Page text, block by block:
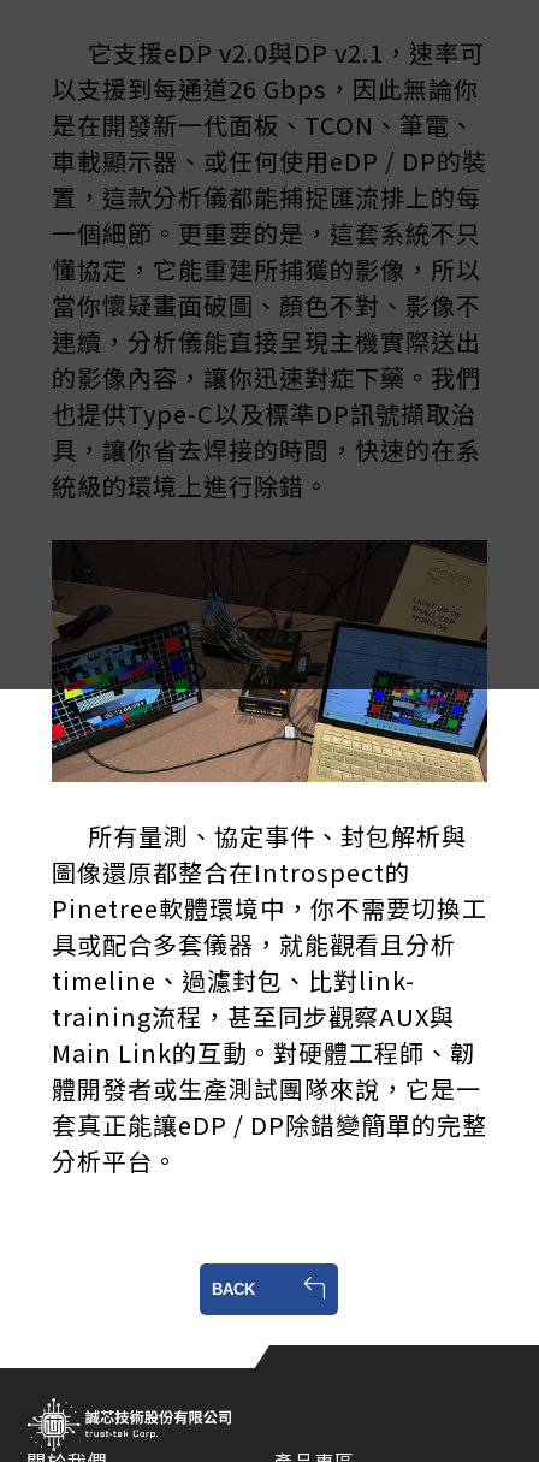
它支援eDP v2.0與DP v2.1，速率可
以支援到每通道26 Gbps，因此無論你
是在開發新一代面板、TCON、筆電、
車載顯示器、或任何使用eDP / DP的裝
置，這款分析儀都能捕捉匯流排上的每
一個細節。更重要的是，這套系統不只
懂協定，它能重建所捕獲的影像，所以
當你懷疑畫面破圖、顏色不對、影像不
連續，分析儀能直接呈現主機實際送出
的影像內容，讓你迅速對症下藥。我們
也提供Type-C以及標準DP訊號擷取治
具，讓你省去焊接的時間，快速的在系
統級的環境上進行除錯。
所有量測、協定事件、封包解析與
圖像還原都整合在Introspect的
Pinetree軟體環境中，你不需要切換工
具或配合多套儀器，就能觀看且分析
timeline、過濾封包、比對link-
training流程，甚至同步觀察AUX與
Main Link的互動。對硬體工程師、韌
體開發者或生產測試團隊來說，它是一
套真正能讓eDP / DP除錯變簡單的完整
分析平台。
BACK